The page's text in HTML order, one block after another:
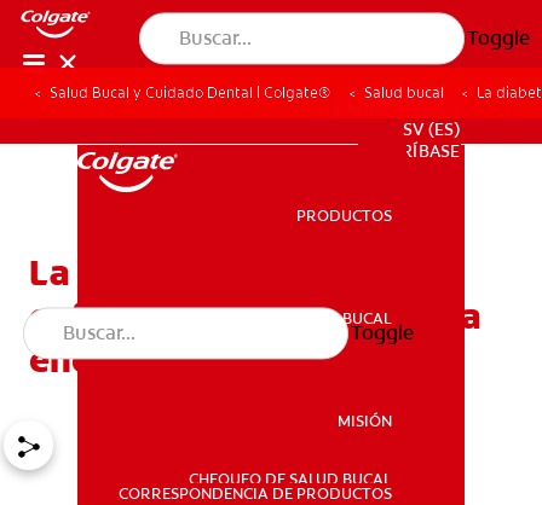
Toggle
SALUD BUCAL
SV (ES)
SUSCRÍBASE
PRODUCTOS
SALUD BUCAL
MISIÓN
CHEQUEO DE SALUD BUCAL
CORRESPONDENCIA DE PRODUCTOS
Toggle
Salud Bucal y Cuidado Dental | Colgate® Salud bucal La
La diabetes y otras
enfermedades del sistema
endocrino